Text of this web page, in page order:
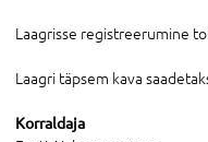
Laagrisse registreerumine
Laagri täpsem kava
Korraldaja